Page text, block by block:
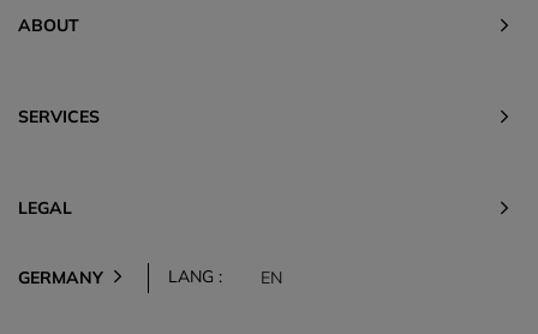
ABOUT
SERVICES
LEGAL
GERMANY LANG : EN